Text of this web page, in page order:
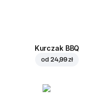
Kurczak BBQ
od 24,99 zł